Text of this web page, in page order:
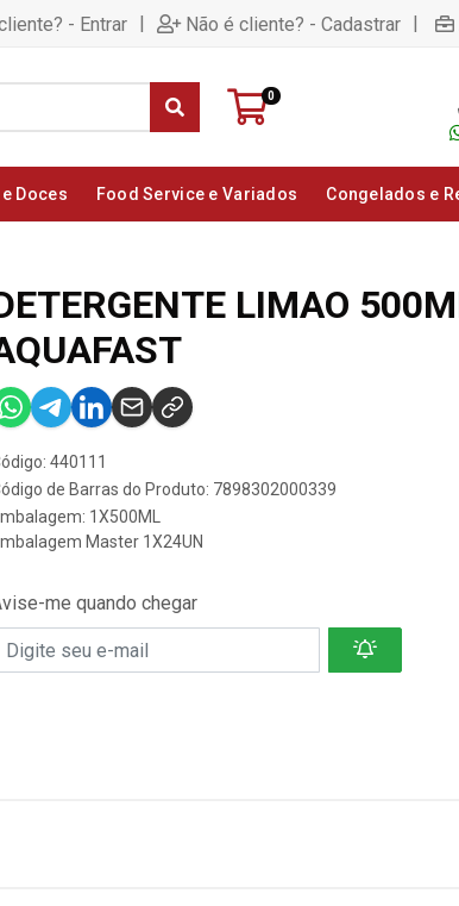
- Entrar | Não é cliente? - Cadastrar |
0
Doces Food Service e Variados Congelados e
LIMAO
440111
de Barras do Produto: 7898302000339
1X500ML
Master 1X24UN
me quando chegar